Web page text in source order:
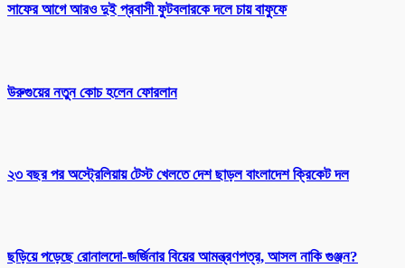
সাফের আগে আরও দুই প্রবাসী ফুটবলারকে দলে চায় বাফুফে
উরুগুয়ের নতুন কোচ হলেন ফোরলান
২৩ বছর পর অস্ট্রেলিয়ায় টেস্ট খেলতে দেশ ছাড়ল বাংলাদেশ ক্রিকেট দল
ছড়িয়ে পড়েছে রোনালদো-জর্জিনার বিয়ের আমন্ত্রণপত্র, আসল নাকি গুঞ্জন?